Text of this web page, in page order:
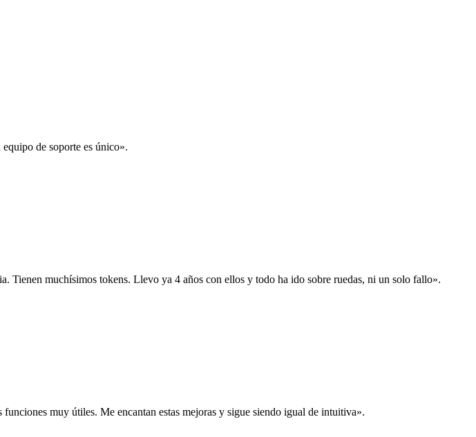
de soporte es único».
Tienen muchísimos tokens. Llevo ya 4 años con ellos y todo ha ido sobre ruedas, ni un solo fallo».
muy útiles. Me encantan estas mejoras y sigue siendo igual de intuitiva».